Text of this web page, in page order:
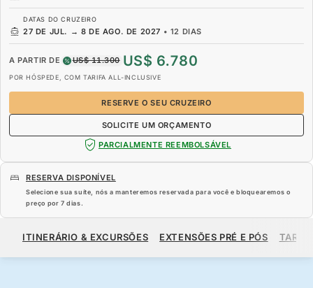
DATAS DO CRUZEIRO
27 DE JUL. → 8 DE AGO. DE 2027 • 12 DIAS
A PARTIR DE US$ 11.300 US$ 6.780
POR HÓSPEDE, COM TARIFA ALL-INCLUSIVE
RESERVE O SEU CRUZEIRO
SOLICITE UM ORÇAMENTO
PARCIALMENTE REEMBOLSÁVEL
RESERVA DISPONÍVEL
Selecione sua suíte, nós a manteremos reservada para você e bloquearemos o
preço por 7 dias.
A PARTIR DE US$ 6.780
ITINERÁRIO & EXCURSÕES EXTENSÕES PRÉ E PÓS